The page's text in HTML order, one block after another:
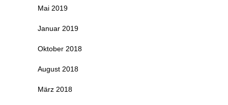
Mai 2019
Januar 2019
Oktober 2018
August 2018
März 2018